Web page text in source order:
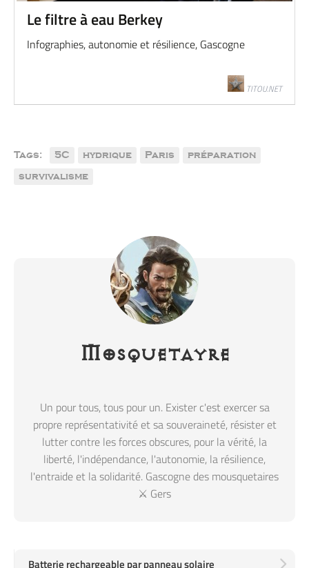
Le filtre à eau Berkey
Infographies, autonomie et résilience, Gascogne
TITOU.NET
Tags: 5C hydrique Paris
préparation
survivalisme
Mosquetayre
Un pour tous, tous pour un. Exister c'est exercer sa
propre représentativité et sa souveraineté, résister et
lutter contre les forces obscures, pour la vérité, la
liberté, l'indépendance, l'autonomie, la résilience,
l'entraide et la solidarité. Gascogne des mousquetaires
⚔️ Gers
Batterie rechargeable par panneau solaire